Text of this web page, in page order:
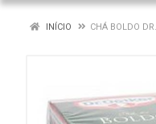
INÍCIO CHÁ BOLDO